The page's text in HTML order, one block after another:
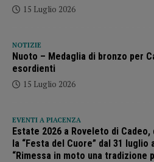
15 Luglio 2026
NOTIZIE
Nuoto – Medaglia di bronzo per
esordienti
15 Luglio 2026
EVENTI A PIACENZA
Estate 2026 a Roveleto di Cadeo,
la “Festa del Cuore” dal 31
“Rimessa in moto una tradizione